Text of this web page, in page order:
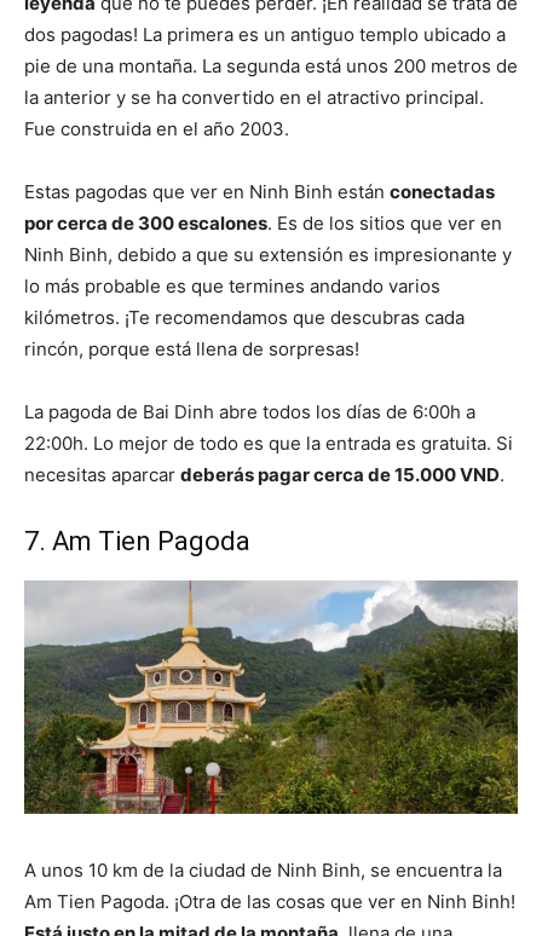
dos pagodas! La primera es un antiguo templo ubicado a
pie de una montaña. La segunda está unos 200 metros de
la anterior y se ha convertido en el atractivo principal.
Fue construida en el año 2003.
Estas pagodas que ver en Ninh Binh están conectadas
por cerca de 300 escalones. Es de los sitios que ver en
Ninh Binh, debido a que su extensión es impresionante y
lo más probable es que termines andando varios
kilómetros. ¡Te recomendamos que descubras cada
rincón, porque está llena de sorpresas!
La pagoda de Bai Dinh abre todos los días de 6:00h a
22:00h. Lo mejor de todo es que la entrada es gratuita. Si
necesitas aparcar deberás pagar cerca de 15.000 VND.
7. Am Tien Pagoda
A unos 10 km de la ciudad de Ninh Binh, se encuentra la
Am Tien Pagoda. ¡Otra de las cosas que ver en Ninh Binh!